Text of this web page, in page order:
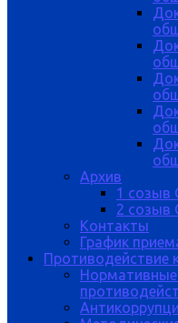
Архив
1 созыв
2 созыв
Контакты
График
Противодействие